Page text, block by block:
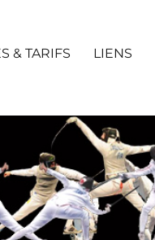
& TARIFS LIENS